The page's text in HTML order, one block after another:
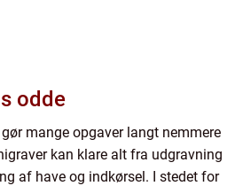
odde
mange opgaver langt nemmere
kan klare alt fra udgravning
af have og indkørsel. I stedet for